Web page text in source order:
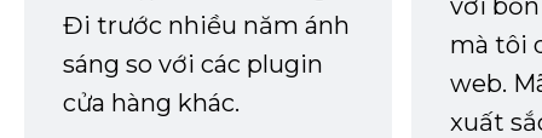
Đi trước nhiều năm ánh
sáng so với các plugin
cửa hàng khác.
với
mà tôi
web.
xuất